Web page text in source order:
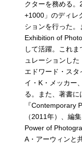
クターを務める。
+1000」のディレ
ションを行った
Exhibition of
して活躍。これ
ュレーションし
エドワード・ス
イ・K・メッカー
る。また、著書
『Contemporary
（2011年）、編
Power of
A・アーウィンと